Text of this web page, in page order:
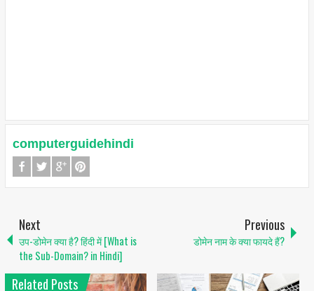
computerguidehindi
Next
उप-डोमेन क्या है? हिंदी में [What is
the Sub-Domain? in Hindi]
Previous
डोमेन नाम के क्या फायदे हैं?
Related Posts